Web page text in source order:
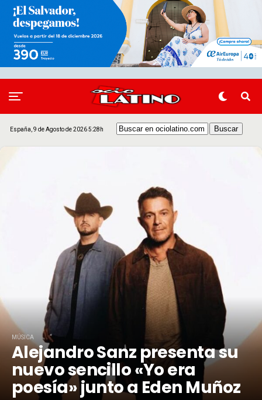
España, 9 de Agosto de 2026 5:28h
MÚSICA
Alejandro Sanz presenta su
nuevo sencillo «Yo era
poesía» junto a Eden Muñoz